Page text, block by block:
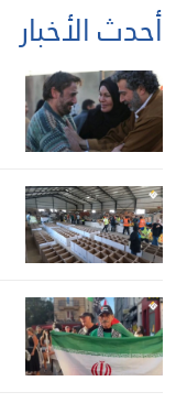
أحدث الأخبار